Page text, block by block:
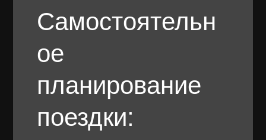
Самостоятельн
ое
планирование
поездки: